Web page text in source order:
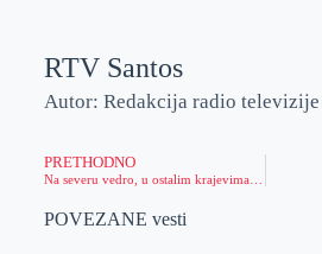
RTV Santos
Autor: Redakcija radio televizije
PRETHODNO
Na severu vedro, u ostalim krajevima zemlje kiša i sneg
POVEZANE vesti